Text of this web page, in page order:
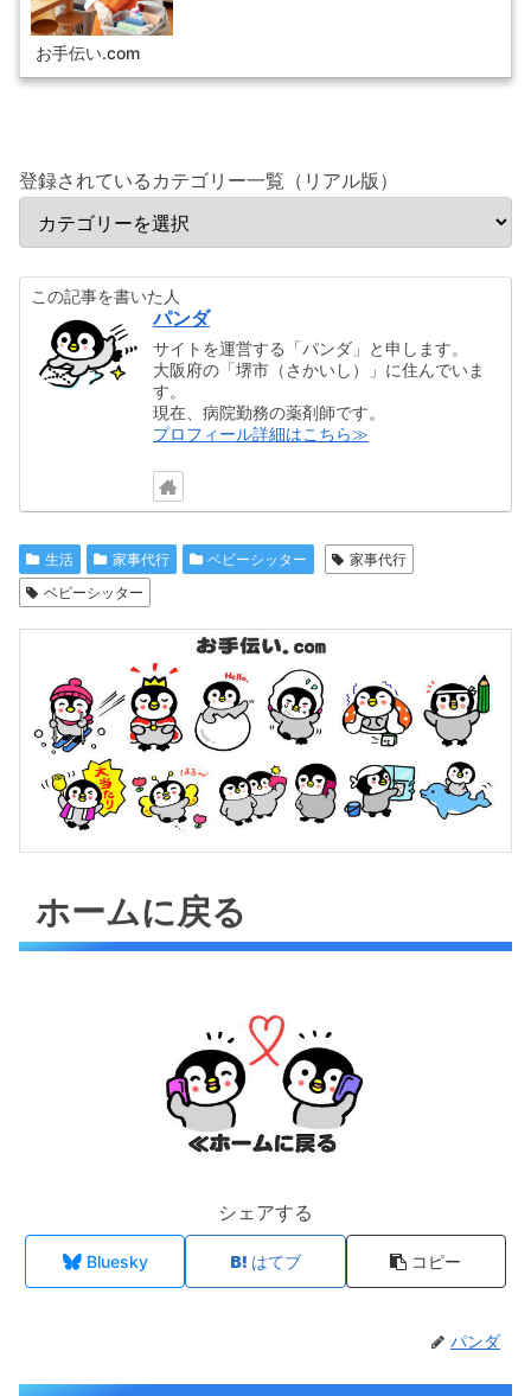
お手伝い.com
登録されているカテゴリー一覧（リアル版）
この記事を書いた人
パンダ
サイトを運営する「パンダ」と申します。
大阪府の「堺市（さかいし）」に住んでいま
す。
現在、病院勤務の薬剤師です。
プロフィール詳細はこちら≫
生活 家事代行 ベビーシッター
家事代行
ベビーシッター
ホームに戻る
シェアする
Bluesky はてブ コピー
パンダ